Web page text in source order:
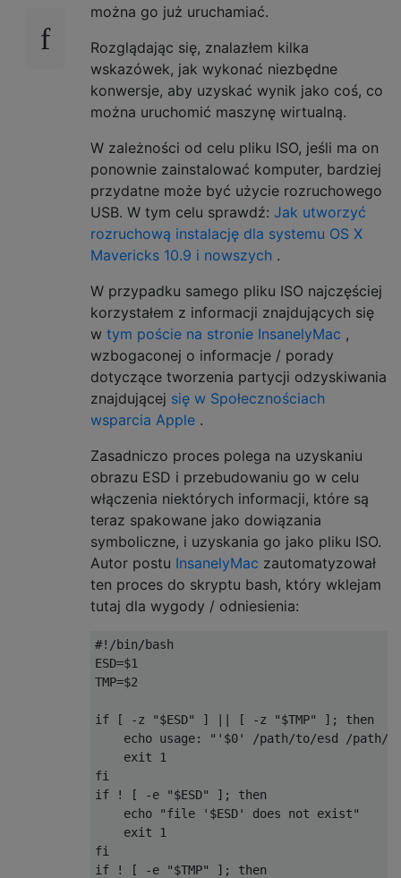
można go już uruchamiać.
Rozglądając się, znalazłem kilka
wskazówek, jak wykonać niezbędne
konwersje, aby uzyskać wynik jako coś, co
można uruchomić maszynę wirtualną.
W zależności od celu pliku ISO, jeśli ma on
ponownie zainstalować komputer, bardziej
przydatne może być użycie rozruchowego
USB. W tym celu sprawdź: Jak utworzyć
rozruchową instalację dla systemu OS X
Mavericks 10.9 i nowszych .
W przypadku samego pliku ISO najczęściej
korzystałem z informacji znajdujących się
w tym poście na stronie InsanelyMac ,
wzbogaconej o informacje / porady
dotyczące tworzenia partycji odzyskiwania
znajdującej się w Społecznościach
wsparcia Apple .
Zasadniczo proces polega na uzyskaniu
obrazu ESD i przebudowaniu go w celu
włączenia niektórych informacji, które są
teraz spakowane jako dowiązania
symboliczne, i uzyskania go jako pliku ISO.
Autor postu InsanelyMac zautomatyzował
ten proces do skryptu bash, który wklejam
tutaj dla wygody / odniesienia:
#!/bin/bash
ESD=$1
TMP=$2
if [ -z "$ESD" ] || [ -z "$TMP" ];
then
    echo usage
:
"'$0' /path/to/esd /path/
    exit
1
fi
if
! [ -e "$ESD" ];
then
    echo
"file '$ESD' does not exist"
    exit
1
fi
if
! [ -e "$TMP" ];
then